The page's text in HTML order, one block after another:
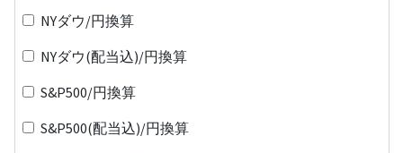
NYダウ/円換算
NYダウ(配当込)/円換算
S&P500/円換算
S&P500(配当込)/円換算